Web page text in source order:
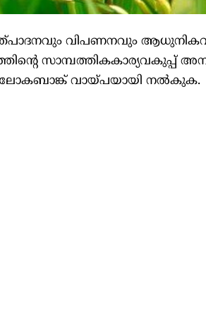
വിപണനവും
സാമ്പത്തികകാര്യവകുപ്പ്
വായ്പയായി നൽകുക.